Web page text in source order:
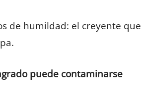
de humildad: el creyente que
puede contaminarse